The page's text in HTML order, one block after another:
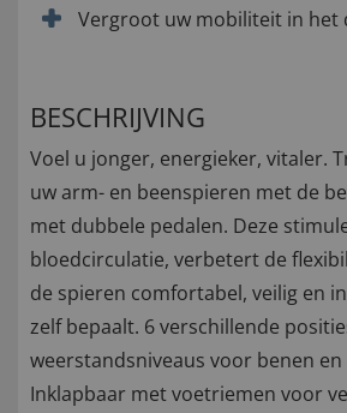
Vergroot uw mobiliteit in het
BESCHRIJVING
Voel u jonger, energieker, vitaler.
uw arm- en beenspieren met de
met dubbele pedalen. Deze
bloedcirculatie, verbetert de
de spieren comfortabel, veilig en
zelf bepaalt. 6 verschillende
weerstandsniveaus voor benen
Inklapbaar met voetriemen voor